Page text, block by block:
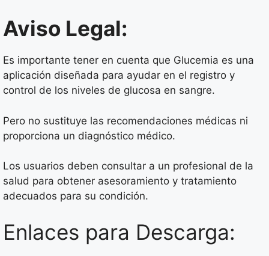
Aviso Legal:
Es importante tener en cuenta que Glucemia es una
aplicación diseñada para ayudar en el registro y
control de los niveles de glucosa en sangre.
Pero no sustituye las recomendaciones médicas ni
proporciona un diagnóstico médico.
Los usuarios deben consultar a un profesional de la
salud para obtener asesoramiento y tratamiento
adecuados para su condición.
Enlaces para Descarga: